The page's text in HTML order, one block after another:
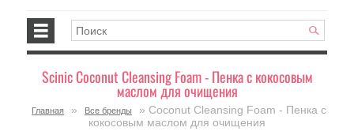
Scinic Coconut Cleansing Foam - Пенка с кокосовым
маслом для очищения
Главная » Все бренды
» Coconut Cleansing Foam - Пенка с
кокосовым маслом для очищения